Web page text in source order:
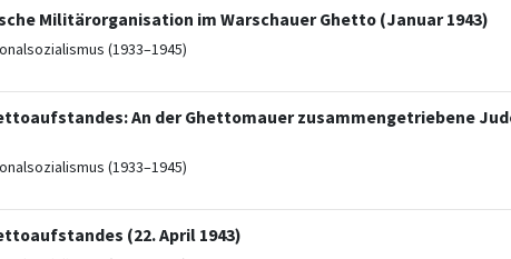
Militärorganisation im Warschauer Ghetto (Januar 1943)
(1933–1945)
An der Ghettomauer zusammengetriebene
(1933–1945)
(22. April 1943)